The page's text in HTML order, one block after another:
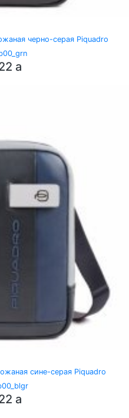
черно-серая Piquadro
a
сине-серая Piquadro
a